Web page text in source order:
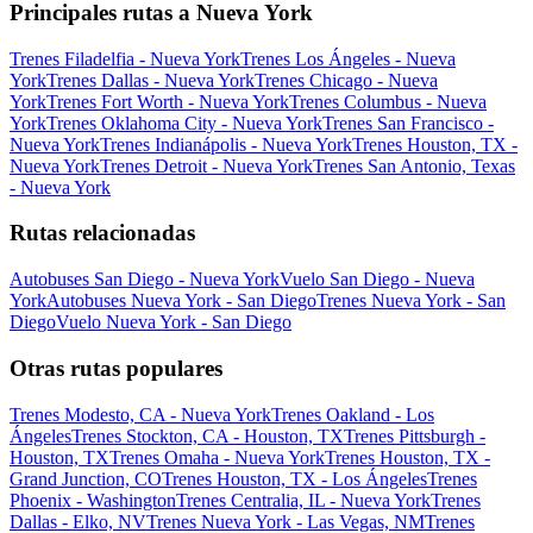
Principales rutas a Nueva York
Trenes Filadelfia - Nueva YorkTrenes Los Ángeles - Nueva
YorkTrenes Dallas - Nueva YorkTrenes Chicago - Nueva
YorkTrenes Fort Worth - Nueva YorkTrenes Columbus - Nueva
YorkTrenes Oklahoma City - Nueva YorkTrenes San Francisco -
Nueva YorkTrenes Indianápolis - Nueva YorkTrenes Houston, TX -
Nueva YorkTrenes Detroit - Nueva YorkTrenes San Antonio, Texas
- Nueva York
Rutas relacionadas
Autobuses San Diego - Nueva YorkVuelo San Diego - Nueva
YorkAutobuses Nueva York - San DiegoTrenes Nueva York - San
DiegoVuelo Nueva York - San Diego
Otras rutas populares
Trenes Modesto, CA - Nueva YorkTrenes Oakland - Los
ÁngelesTrenes Stockton, CA - Houston, TXTrenes Pittsburgh -
Houston, TXTrenes Omaha - Nueva YorkTrenes Houston, TX -
Grand Junction, COTrenes Houston, TX - Los ÁngelesTrenes
Phoenix - WashingtonTrenes Centralia, IL - Nueva YorkTrenes
Dallas - Elko, NVTrenes Nueva York - Las Vegas, NMTrenes